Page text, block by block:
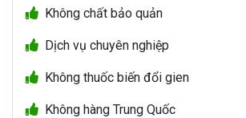
Không chất bảo quản
Dịch vụ chuyên nghiệp
Không thuốc biến đổi gien
Không hàng Trung Quốc